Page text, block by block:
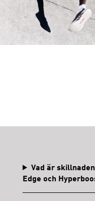
Vad är
Edge och